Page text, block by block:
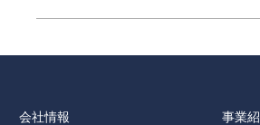
会社情報 事業